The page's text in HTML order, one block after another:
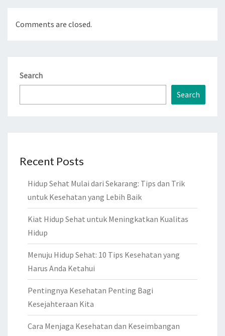
Comments are closed.
Search
Search
Recent Posts
Hidup Sehat Mulai dari Sekarang: Tips dan Trik
untuk Kesehatan yang Lebih Baik
Kiat Hidup Sehat untuk Meningkatkan Kualitas
Hidup
Menuju Hidup Sehat: 10 Tips Kesehatan yang
Harus Anda Ketahui
Pentingnya Kesehatan Penting Bagi
Kesejahteraan Kita
Cara Menjaga Kesehatan dan Keseimbangan